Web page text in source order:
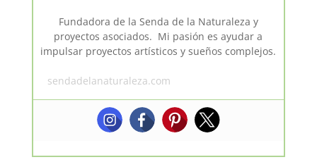
Fundadora de la Senda de la Naturaleza y
proyectos asociados. Mi pasión es ayudar a
impulsar proyectos artísticos y sueños complejos.
sendadelanaturaleza.com